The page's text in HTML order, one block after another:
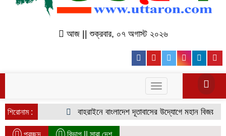
আজ || শুক্রবার, ০৭ অগাস্ট ২০২৬
Facebook
YoutubeTwitter
Toggle
navigation
শিরোনাম :
বাহরাইনে বাংলাদেশ দূতাবাসের উদ্যোগে মহান বিজয় দিবস উদযাপন
প্রচ্ছদ বিভাগ || সারা দেশ